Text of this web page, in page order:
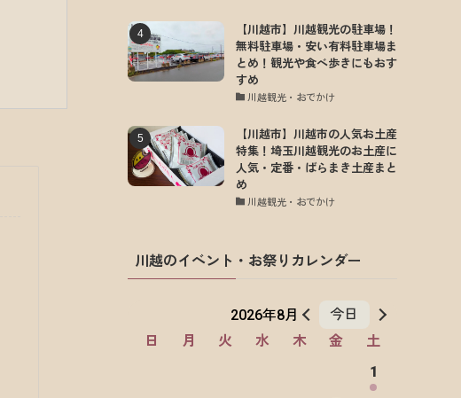
【川越市】川越観光の駐車場！
無料駐車場・安い有料駐車場ま
とめ！観光や食べ歩きにもおす
すめ
川越観光・おでかけ
【川越市】川越市の人気お土産
特集！埼玉川越観光のお土産に
人気・定番・ばらまき土産まと
め
川越観光・おでかけ
川越のイベント・お祭りカレンダー